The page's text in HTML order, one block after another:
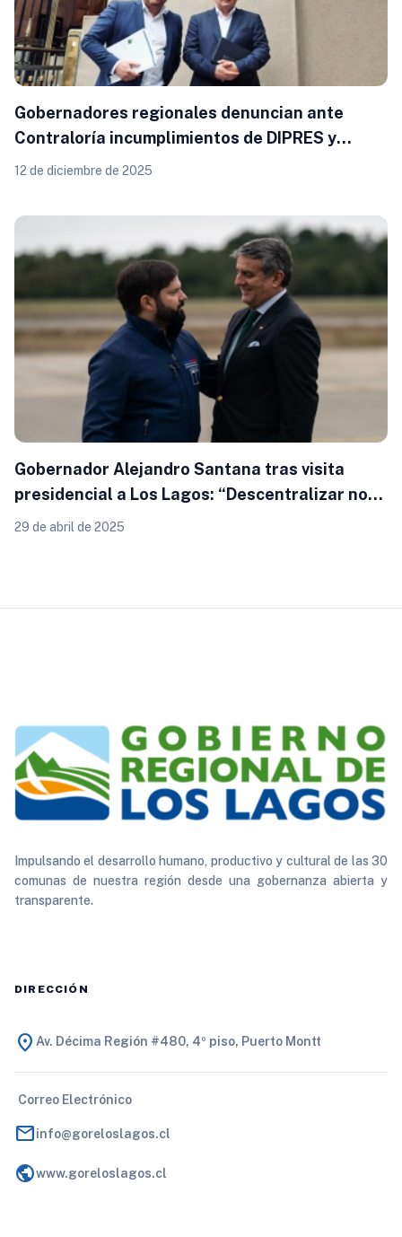
Gobernadores regionales denuncian ante
Contraloría incumplimientos de DIPRES y
retraso de remesas que afecta la inversión
12 de diciembre de 2025
Gobernador Alejandro Santana tras visita
presidencial a Los Lagos: “Descentralizar no
es una opción, es una obligación”
29 de abril de 2025
Impulsando el desarrollo humano, productivo y cultural de las 30
comunas de nuestra región desde una gobernanza abierta y
transparente.
DIRECCIÓN
location_on Av. Décima Región #480, 4º piso, Puerto Montt
Correo Electrónico
mailinfo@goreloslagos.cl
publicwww.goreloslagos.cl